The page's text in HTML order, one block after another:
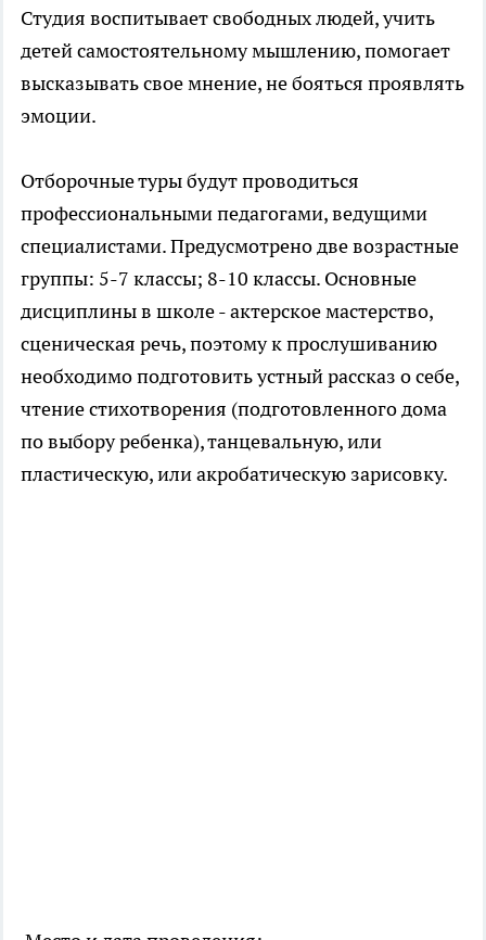
Студия воспитывает свободных людей, учить
детей самостоятельному мышлению, помогает
высказывать свое мнение, не бояться проявлять
эмоции.
Отборочные туры будут проводиться
профессиональными педагогами, ведущими
специалистами. Предусмотрено две возрастные
группы: 5-7 классы; 8-10 классы. Основные
дисциплины в школе - актерское мастерство,
сценическая речь, поэтому к прослушиванию
необходимо подготовить устный рассказ о себе,
чтение стихотворения (подготовленного дома
по выбору ребенка), танцевальную, или
пластическую, или акробатическую зарисовку.